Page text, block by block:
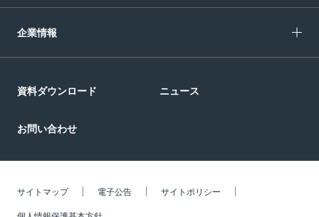
企業情報
資料ダウンロード ニュース
お問い合わせ
サイトマップ 電子公告 サイトポリシー